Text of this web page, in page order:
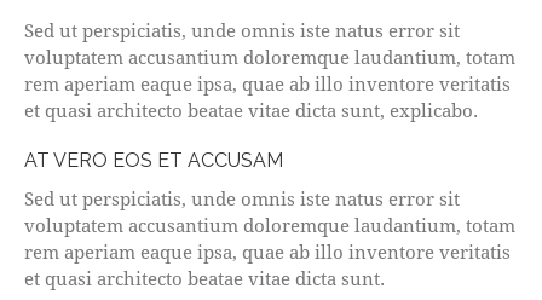
Sed ut perspiciatis, unde omnis iste natus error sit
voluptatem accusantium doloremque laudantium, totam
rem aperiam eaque ipsa, quae ab illo inventore veritatis
et quasi architecto beatae vitae dicta sunt, explicabo.
AT VERO EOS ET ACCUSAM
Sed ut perspiciatis, unde omnis iste natus error sit
voluptatem accusantium doloremque laudantium, totam
rem aperiam eaque ipsa, quae ab illo inventore veritatis
et quasi architecto beatae vitae dicta sunt.